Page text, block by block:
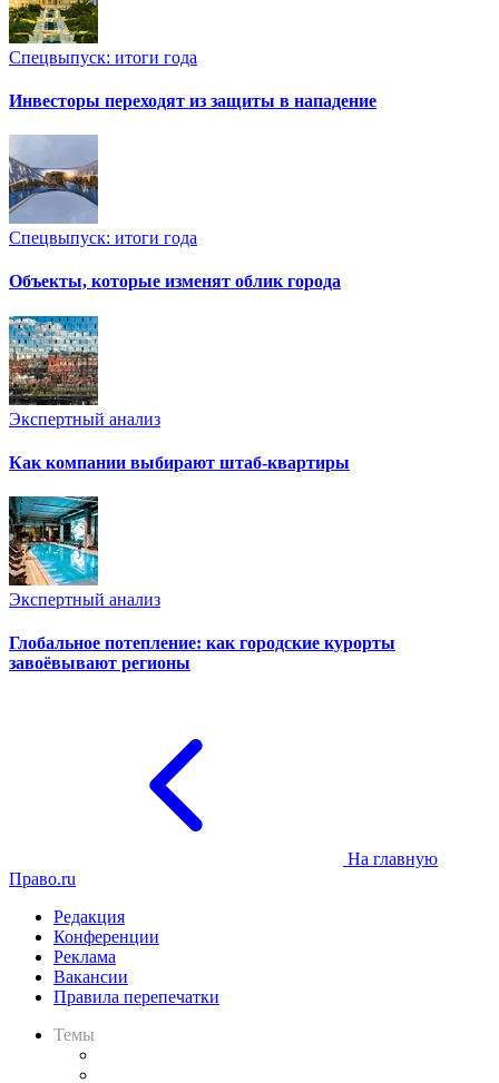
Спецвыпуск: итоги года
Инвесторы переходят из защиты в нападение
Спецвыпуск: итоги года
Объекты, которые изменят облик города
Экспертный анализ
Как компании выбирают штаб-квартиры
Экспертный анализ
Глобальное потепление: как городские курорты
завоёвывают регионы
На главную
Право.ru
Редакция
Конференции
Реклама
Вакансии
Правила перепечатки
Темы